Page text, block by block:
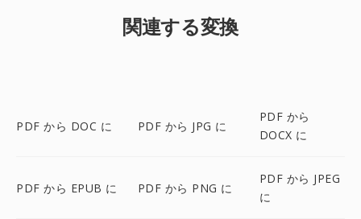
関連する変換
PDF から DOC に PDF から JPG に
PDF から
DOCX に
PDF から EPUB に PDF から PNG に
PDF から JPEG
に